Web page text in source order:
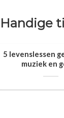
Handige
5 levenslessen
muziek en